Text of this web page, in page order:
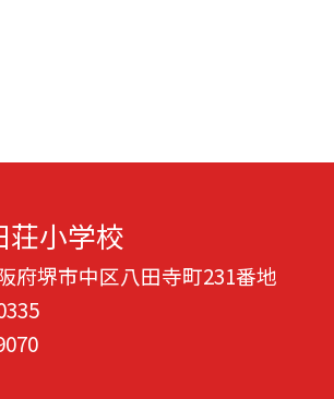
荘小学校
府堺市中区八田寺町231番地